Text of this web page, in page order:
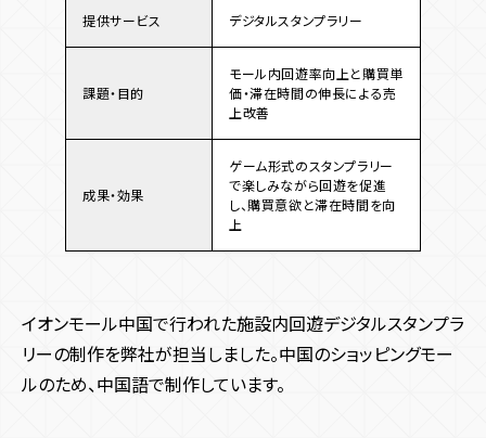
提供サービス デジタルスタンプラリー
課題・目的
モール内回遊率向上と購買単
価・滞在時間の伸長による売
上改善
成果・効果
ゲーム形式のスタンプラリー
で楽しみながら回遊を促進
し、購買意欲と滞在時間を向
上
イオンモール中国で行われた施設内回遊デジタルスタンプラ
リーの制作を弊社が担当しました。中国のショッピングモー
ルのため、中国語で制作しています。